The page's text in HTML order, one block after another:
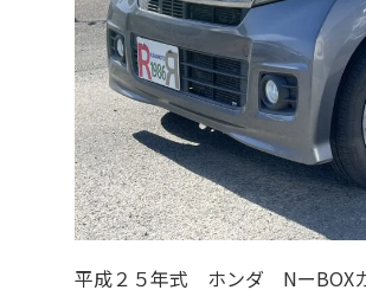
平成２５年式 ホンダ NーBOX